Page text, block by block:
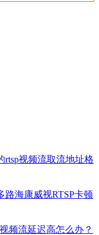
视频流取流地址格
海康威视RTSP卡顿
频流延迟高怎么办？